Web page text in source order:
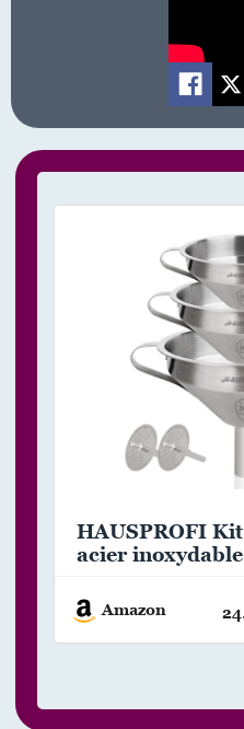
HAUSPROFI
acier
secs et
Amazon